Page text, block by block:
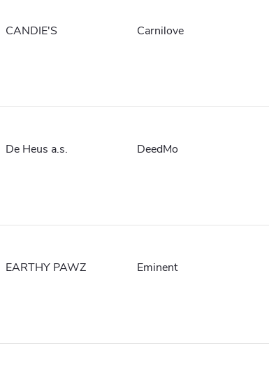
CANDIE'S Carnilove
De Heus a.s. DeedMo
EARTHY PAWZ Eminent